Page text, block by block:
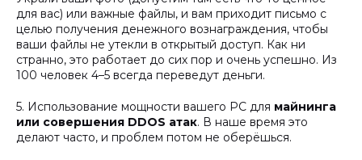
для вас) или важные файлы, и вам приходит письмо с
целью получения денежного вознаграждения, чтобы
ваши файлы не утекли в открытый доступ. Как ни
странно, это работает до сих пор и очень успешно. Из
100 человек 4–5 всегда переведут деньги.
5. Использование мощности вашего PC для майнинга
или совершения DDOS атак. В наше время это
делают часто, и проблем потом не оберёшься.